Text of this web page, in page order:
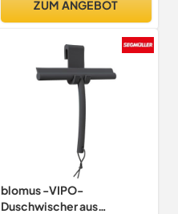
langlebige Shampoo
Large, Braun
ZUM ANGEBOT
blomus -VIPO-
Duschwischer aus